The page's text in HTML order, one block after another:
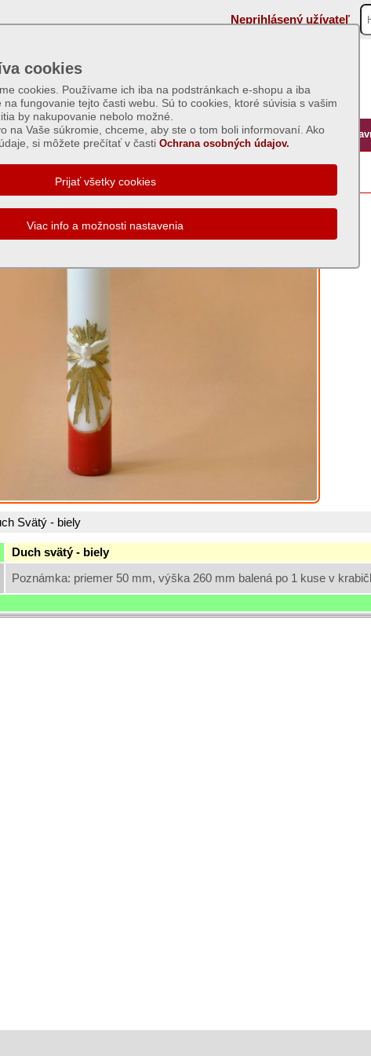
Neprihlásený užívateľ
Úvod
cookies
cookies. Používame ich iba na podstránkach e-shopu a iba
fungovanie tejto časti webu. Sú to cookies, ktoré súvisia s vašim
by nakupovanie nebolo možné.
na Vaše súkromie, chceme, aby ste o tom boli informovaní. Ako
si môžete prečítať v časti Ochrana osobných údajov.
zdobené - Duch Svätý - biely
Svätý - biely
Duch svätý - biely
Poznámka: priemer 50 mm, výška 260 mm balená po 1 kuse v